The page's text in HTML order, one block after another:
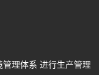
管理体系 进行生产管理